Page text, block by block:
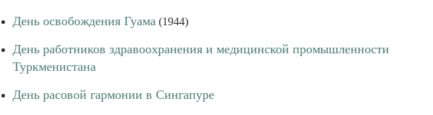
День освобождения Гуама (1944)
День работников здравоохранения и медицинской промышленности
Туркменистана
День расовой гармонии в Сингапуре